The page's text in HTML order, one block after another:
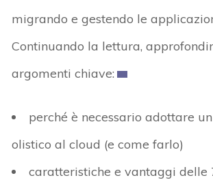
migrando e gestendo le
Continuando la lettura,
argomenti chiave:
perché è necessario adottare
olistico al cloud (e come farlo)
caratteristiche e vantaggi delle